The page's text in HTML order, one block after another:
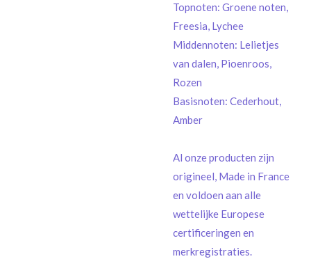
Topnoten: Groene noten,
Freesia, Lychee
Middennoten: Lelietjes
van dalen, Pioenroos,
Rozen
Basisnoten: Cederhout,
Amber
Al onze producten zijn
origineel, Made in France
en voldoen aan alle
wettelijke Europese
certificeringen en
merkregistraties.